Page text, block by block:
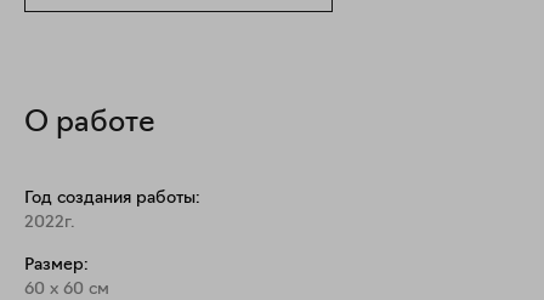
О работе
Год создания работы:
2022г.
Размер:
60 x 60 см